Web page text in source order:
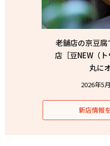
老舗店の京豆
店［豆NEW（
丸に
2026年5
新店情報